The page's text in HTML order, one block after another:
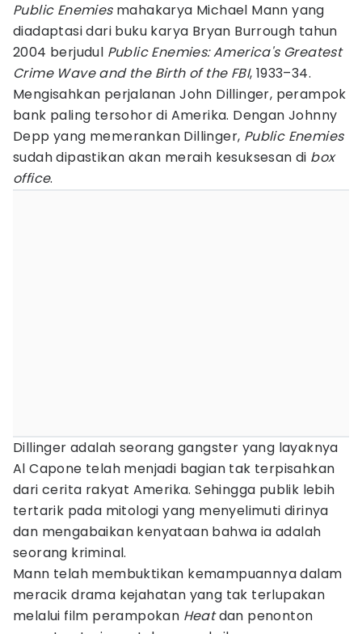
Public Enemiesmahakarya Michael Mann yang
diadaptasi dari buku karya Bryan Burrough tahun
2004 berjudul Public Enemies: America's Greatest
Crime Wave and the Birth of the FBI, 1933–34.
Mengisahkan perjalanan John Dillinger, perampok
bank paling tersohor di Amerika. Dengan Johnny
Depp yang memerankan Dillinger, Public Enemies
sudah dipastikan akan meraih kesuksesan di box
office.
Dillinger adalah seorang gangster yang layaknya
Al Capone telah menjadi bagian tak terpisahkan
dari cerita rakyat Amerika. Sehingga publik lebih
tertarik pada mitologi yang menyelimuti dirinya
dan mengabaikan kenyataan bahwa ia adalah
seorang kriminal.
Mann telah membuktikan kemampuannya dalam
meracik drama kejahatan yang tak terlupakan
melalui film perampokan Heatdan penonton